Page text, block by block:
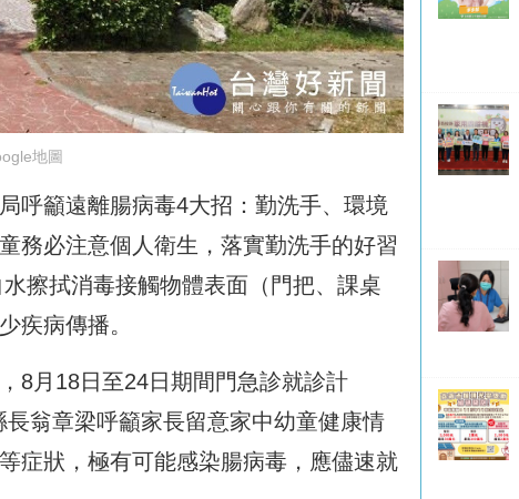
地圖
呼籲遠離腸病毒4大招：勤洗手、環境
務必注意個人衛生，落實勤洗手的好習
擦拭消毒接觸物體表面（門把、課桌
疾病傳播。
8月18日至24日期間門急診就診計
翁章梁呼籲家長留意家中幼童健康情
症狀，極有可能感染腸病毒，應儘速就